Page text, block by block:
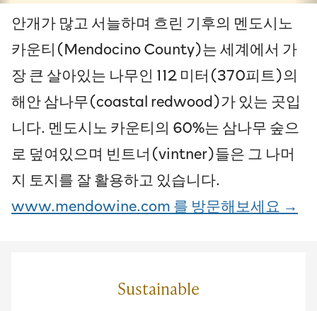
안개가 많고 서늘하며 흐린 기후의 멘도시노
카운티(Mendocino County)는 세계에서 가
장 큰 살아있는 나무인 112 미터(370피트)의
해안 삼나무(coastal redwood)가 있는 곳입
니다. 멘도시노 카운티의 60%는 삼나무 숲으
로 덮여있으며 빈트너(vintner)들은 그 나머
지 토지를 잘 활용하고 있습니다.
www.mendowine.com 를 방문해보세요 →
Sustainable